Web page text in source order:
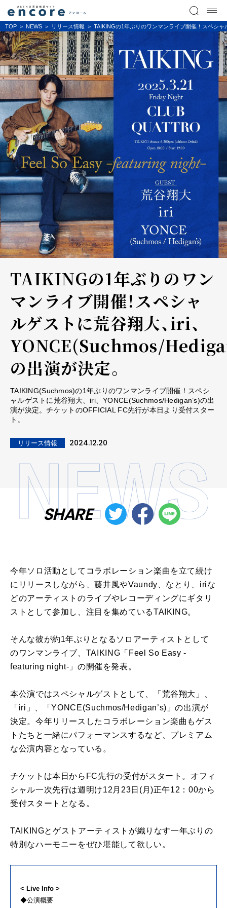
TOP NEWS リリース情報 TAIKINGの1年ぶりのワンマンライブ開催！スペシ
TAIKINGの1年ぶりのワン
マンライブ開催！スペシャ
ルゲストに荒谷翔大、iri、
YONCE(Suchmos/
の出演が決定。
TAIKING(Suchmos)の1年ぶりのワンマンライブ開催！スペシ
ャルゲストに荒谷翔大、iri、YONCE(Suchmos/Hedigan’s)の出
演が決定。チケットのOFFICIAL FC先行が本日より受付スター
ト。
リリース情報 2024.12.20
SHARE
今年ソロ活動としてコラボレーション楽曲を立て続け
にリリースしながら、藤井風やVaundy、なとり、iriな
どのアーティストのライブやレコーディングにギタリ
ストとして参加し、注目を集めているTAIKING。
そんな彼が約1年ぶりとなるソロアーティストとして
のワンマンライブ、TAIKING「Feel So Easy -
featuring night-」の開催を発表。
本公演ではスペシャルゲストとして、「荒谷翔大」、
「iri」、「YONCE(Suchmos/Hedigan’s)」の出演が
決定。今年リリースしたコラボレーション楽曲もゲス
トたちと一緒にパフォーマンスするなど、プレミアム
な公演内容となっている。
チケットは本日からFC先行の受付がスタート。オフィ
シャル一次先行は週明け12月23日(月)正午12：00から
受付スタートとなる。
TAIKINGとゲストアーティストが織りなす一年ぶりの
特別なハーモニーをぜひ堪能して欲しい。
< Live Info >
◆公演概要